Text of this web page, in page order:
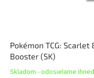
Pokémon TCG:
Booster (SK)
Skladom - odosielame